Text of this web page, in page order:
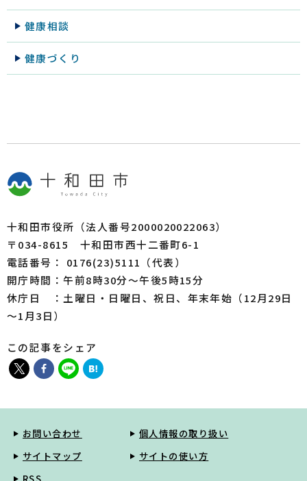
健康相談
健康づくり
十和田市役所（法人番号2000020022063）
〒034-8615 十和田市西十二番町6-1
電話番号： 0176(23)5111（代表）
開庁時間：午前8時30分～午後5時15分
休庁日 ：土曜日・日曜日、祝日、年末年始（12月29日
～1月3日）
この記事をシェア
お問い合わせ
個人情報の取り扱い
サイトマップ
サイトの使い方